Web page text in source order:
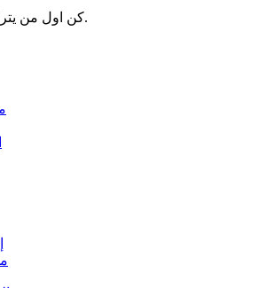
كن اول من يترك تعليقا! الرجاء الدخول او التسجيل.